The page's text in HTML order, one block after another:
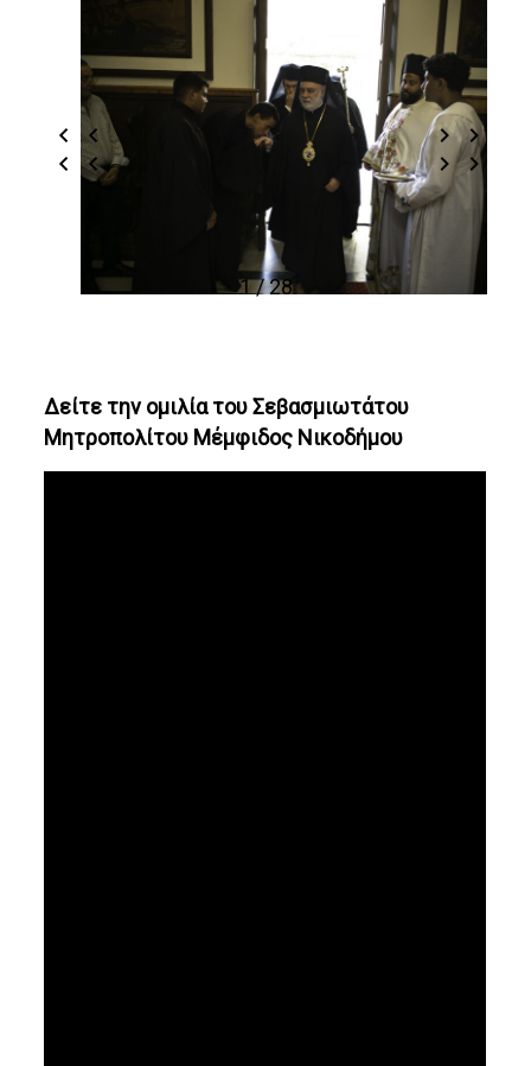
1 / 28
Δείτε την ομιλία του Σεβασμιωτάτου
Μητροπολίτου Μέμφιδος Νικοδήμου